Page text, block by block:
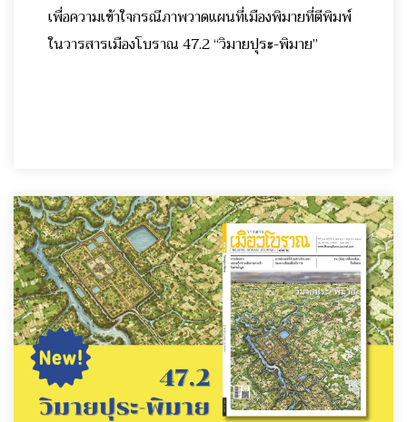
เพื่อความเข้าใจกรณีภาพวาดแผนที่เมืองพิมายที่ตีพิมพ์
ในวารสารเมืองโบราณ 47.2 “วิมายปุระ-พิมาย”